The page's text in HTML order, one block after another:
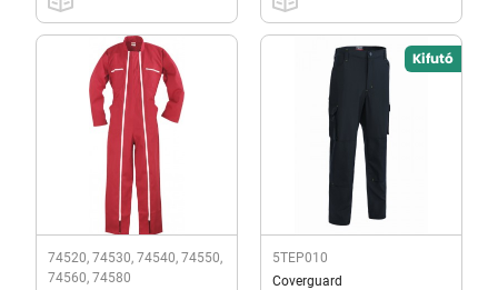
74520, 74530, 74540, 74550,
74560, 74580
Kifutó
5TEP010
Coverguard